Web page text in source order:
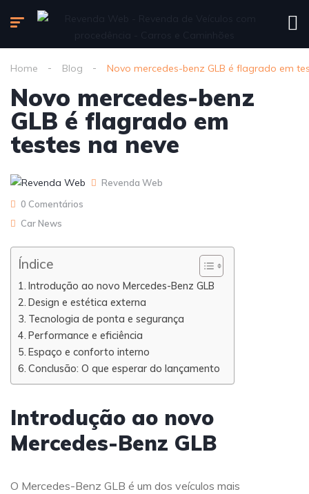
Home Blog Novo mercedes-benz GLB é flagrado em
Novo mercedes-benz
GLB é flagrado em
testes na neve
Revenda Web
0 Comentários
Car News
Índice
Introdução ao novo Mercedes-Benz GLB
Design e estética externa
Tecnologia de ponta e segurança
Performance e eficiência
Espaço e conforto interno
Conclusão: O que esperar do lançamento
Introdução ao novo
Mercedes-Benz GLB
O Mercedes-Benz GLB é um dos veículos mais